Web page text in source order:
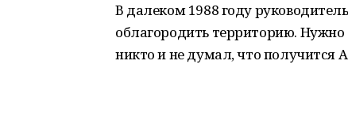
В далеком 1988 году
облагородить территорию. Нужно
никто и не думал, что получится